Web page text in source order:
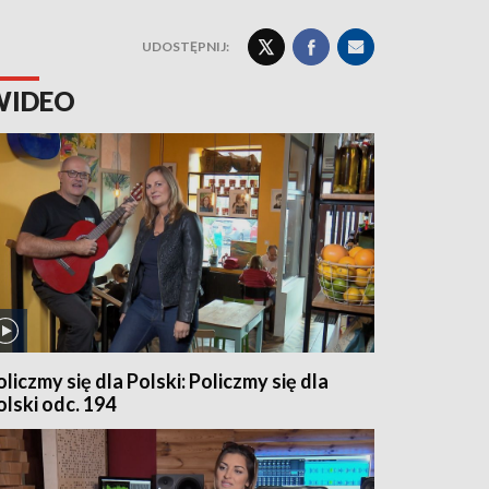
UDOSTĘPNIJ:
się dla Polski: Policzmy się dla
odc. 194